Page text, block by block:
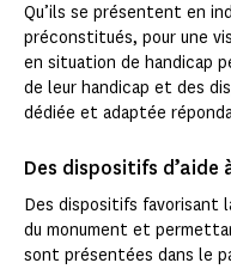
Qu’ils se présentent en
préconstitués, pour une
en situation de handicap
de leur handicap et des
dédiée et adaptée
Des dispositifs d’aide
Des dispositifs favorisant
du monument et
sont présentées dans le